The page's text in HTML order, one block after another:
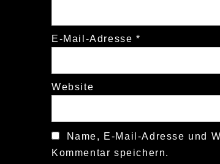
E-Mail-Adresse *
Website
Name, E-Mail-Adresse und
Kommentar speichern.